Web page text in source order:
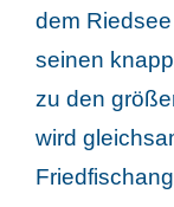
dem
seinen
zu den
wird